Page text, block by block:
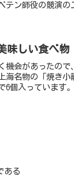
テン師役の競演
味しい食べ物
機会があったの
海名物の「焼き
6個入っています
ある